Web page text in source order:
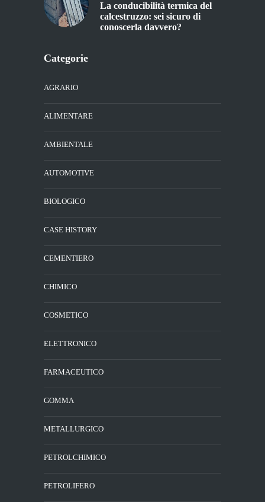
La conducibilità termica del
calcestruzzo: sei sicuro di
conoscerla davvero?
Categorie
AGRARIO
ALIMENTARE
AMBIENTALE
AUTOMOTIVE
BIOLOGICO
CASE HISTORY
CEMENTIERO
CHIMICO
COSMETICO
ELETTRONICO
FARMACEUTICO
GOMMA
METALLURGICO
PETROLCHIMICO
PETROLIFERO